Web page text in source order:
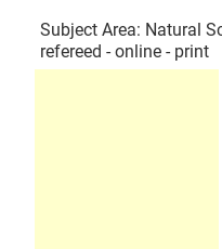
Subject Area: Natural
refereed - online - print